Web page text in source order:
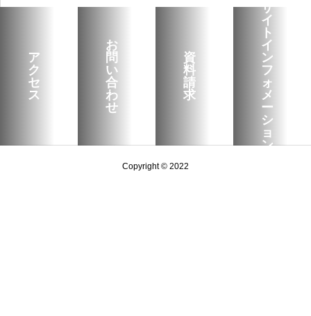
ア
ク
セ
ス
お
問
い
合
わ
せ
資
料
請
求
サ
イ
ト
イ
ン
フ
ォ
メ
ー
シ
ョ
ン
Copyright © 2022